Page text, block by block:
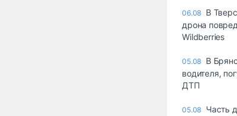
06.08 В
дрона
Wildberries
05.08 В
водителя,
ДТП
05.08 Часть